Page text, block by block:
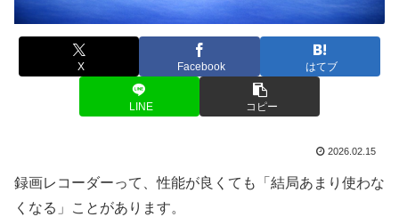
X Facebook はてブ
LINE コピー
2026.02.15
録画レコーダーって、性能が良くても「結局あまり使わな
くなる」ことがあります。